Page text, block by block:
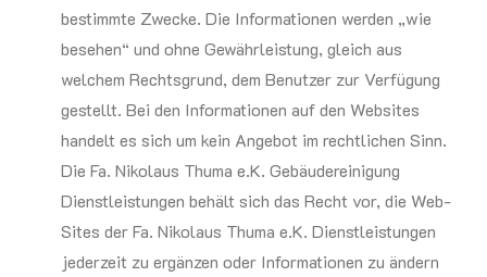
bestimmte Zwecke. Die Informationen werden „wie
besehen“ und ohne Gewährleistung, gleich aus
welchem Rechtsgrund, dem Benutzer zur Verfügung
gestellt. Bei den Informationen auf den Websites
handelt es sich um kein Angebot im rechtlichen Sinn.
Die Fa. Nikolaus Thuma e.K. Gebäudereinigung
Dienstleistungen behält sich das Recht vor, die Web-
Sites der Fa. Nikolaus Thuma e.K. Dienstleistungen
jederzeit zu ergänzen oder Informationen zu ändern